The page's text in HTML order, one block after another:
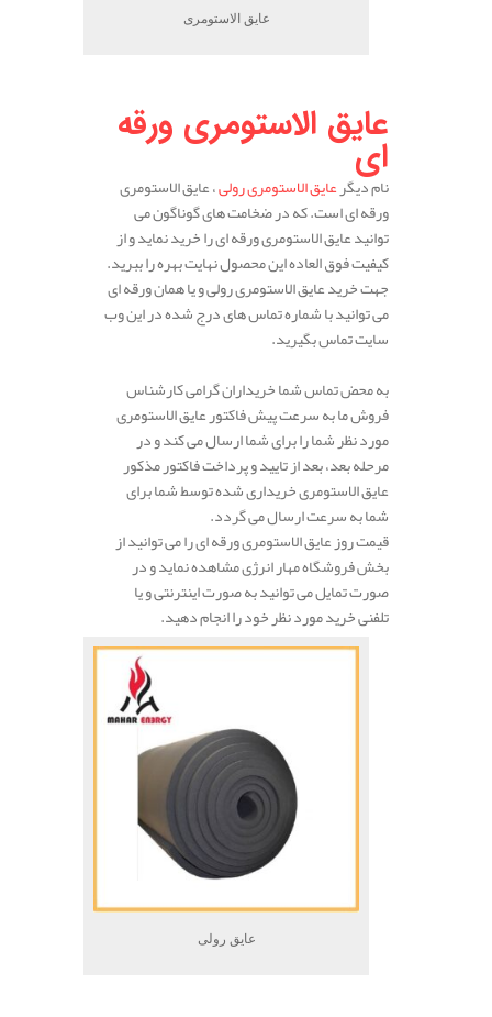
عایق الاستومری
عایق الاستومری ورقه
ای
نام دیگرعایق الاستومری رولی، عایق الاستومری
ورقه ای است. که در ضخامت های گوناگون می
توانید عایق الاستومری ورقه ای را خرید نماید و از
کیفیت فوق العاده این محصول نهایت بهره را ببرید.
جهت خرید عایق الاستومری رولی و یا همان ورقه ای
می توانید با شماره تماس های درج شده در این وب
سایت تماس بگیرید.
به محض تماس شما خریداران گرامی کارشناس
فروش ما به سرعت پیش فاکتور عایق الاستومری
مورد نظر شما را برای شما ارسال می کند و در
مرحله بعد، بعد از تایید و پرداخت فاکتور مذکور
عایق الاستومری خریداری شده توسط شما برای
شما به سرعت ارسال می گردد.
قیمت روز عایق الاستومری ورقه ای را می توانید از
بخش فروشگاه مهار انرژی مشاهده نماید و در
صورت تمایل می توانید به صورت اینترنتی و یا
تلفنی خرید مورد نظر خود را انجام دهید.
عایق رولی